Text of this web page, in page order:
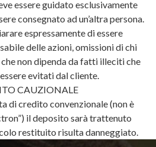
essere guidato esclusivamente
consegnato ad un’altra persona.
espressamente di essere
delle azioni, omissioni di chi
non dipenda da fatti illeciti che
evitati dal cliente.
CAUZIONALE
di credito convenzionale (non è
il deposito sarà trattenuto
restituito risulta danneggiato.